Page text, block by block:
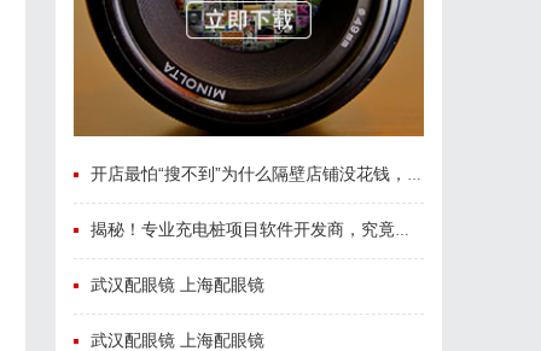
开店最怕“搜不到”为什么隔壁店铺没花钱，ai却天天给他免费派单？
揭秘！专业充电桩项目软件开发商，究竟藏着哪些行业秘诀？
武汉配眼镜 上海配眼镜
武汉配眼镜 上海配眼镜